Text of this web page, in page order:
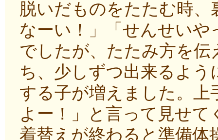
脱いだものをたたむ時
なーい！」「せんせい
でしたが、たたみ方を
ち、少しずつ出来るよ
する子が増えました。
よー！」と言って見せて
着替えが終わると準備